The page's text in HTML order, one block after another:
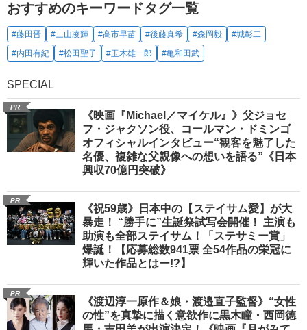
おすすめのキーワードタグ一覧
#藤田晋 #三山凌輝 #高市早苗 #後藤真希 #森岡毅
#城彰二
#内田有紀
#松田聖子 #玉木雄一郎 #亀和田武
SPECIAL
PR
《映画『Michael／マイケル』》父ジョセ
フ・ジャクソン役、コールマン・ドミンゴ
オフィシャルインタビュー“観客を魅了した
名優、複雑な父親像への想いを語る”《日本
興収70億円突破》
PR
《祝59歳》日本中の【ステイサム愛】が大
暴走！ “勝手に”生誕祭試写会開催！ 主演も
助演も全部ステイサム！「ステサミー賞」
爆誕！【応募総数941票 全54作品の栄冠に
輝いた作品とはー!?】
PR
《渡辺淳一原作＆娘・渡邉直子監督》“女性
の性”を真摯に描く意欲作に黒木瞳・西岡德